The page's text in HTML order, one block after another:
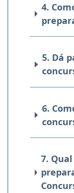
4.
5. Dá
6.
7.